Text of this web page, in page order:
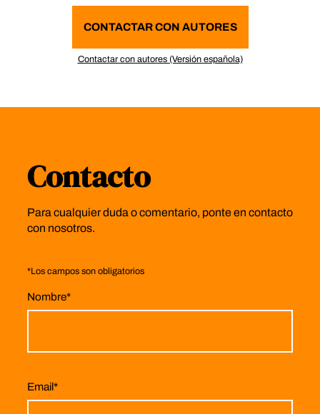
CONTACTAR CON AUTORES
Contactar con autores (Versión española)
Contacto
Para cualquier duda o comentario, ponte en contacto
con nosotros.
*Los campos son obligatorios
Nombre*
Email*